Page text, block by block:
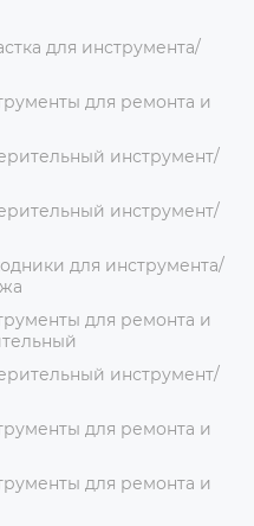
для инструмента/
для ремонта и
инструмент/
инструмент/
для инструмента/
для ремонта и
инструмент/
для ремонта и
для ремонта и